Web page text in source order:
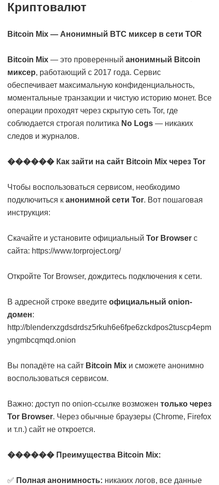
Криптовалют
Bitcoin Mix — Анонимный BTC миксер в сети TOR
Bitcoin Mix — это проверенный анонимный Bitcoin
миксер, работающий с 2017 года. Сервис
обеспечивает максимальную конфиденциальность,
моментальные транзакции и чистую историю монет. Все
операции проходят через скрытую сеть Tor, где
соблюдается строгая политика No Logs — никаких
следов и журналов.
������ Как зайти на сайт Bitcoin Mix через Tor
Чтобы воспользоваться сервисом, необходимо
подключиться к анонимной сети Tor. Вот пошаговая
инструкция:
Скачайте и установите официальный Tor Browser с
сайта: https://www.torproject.org/
Откройте Tor Browser, дождитесь подключения к сети.
В адресной строке введите официальный onion-
домен:
http://blenderxzgdsdrdsz5rkuh6e6fpe6zckdpos2tuscp4epm
yngmbcqmqd.onion
Вы попадёте на сайт Bitcoin Mix и сможете анонимно
воспользоваться сервисом.
Важно: доступ по onion-ссылке возможен только через
Tor Browser. Через обычные браузеры (Chrome, Firefox
и т.п.) сайт не откроется.
������ Преимущества Bitcoin Mix:
✅ Полная анонимность: никаких логов, все данные